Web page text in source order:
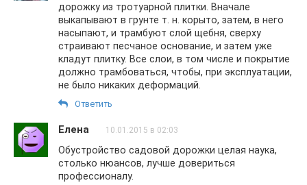
дорожку из тротуарной плитки. Вначале
выкапывают в грунте т. н. корыто, затем, в него
насыпают, и трамбуют слой щебня, сверху
страивают песчаное основание, и затем уже
кладут плитку. Все слои, в том числе и покрытие
должно трамбоваться, чтобы, при эксплуатации,
не было никаких деформаций.
Ответить
Елена 10.01.2015 в 02:03
Обустройство садовой дорожки целая наука,
столько нюансов, лучше довериться
профессионалу.